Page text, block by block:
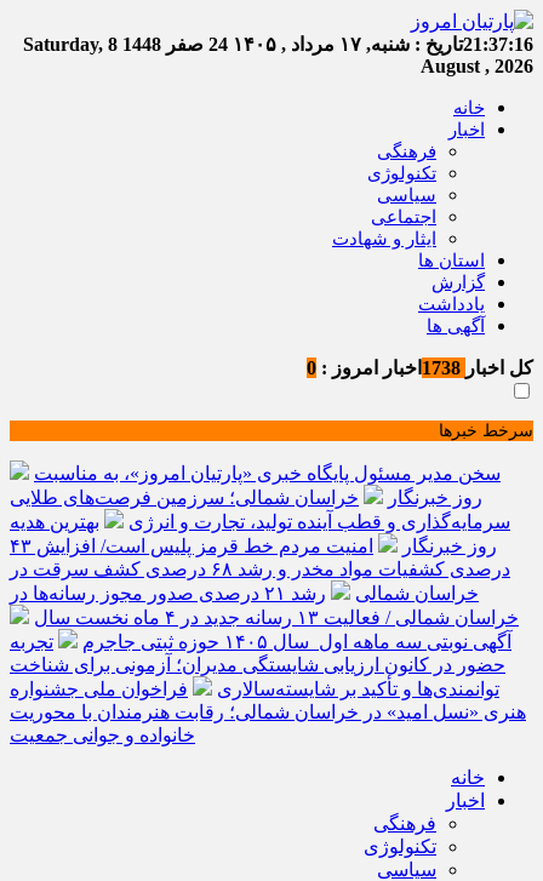
21:37:16تاریخ : شنبه, ۱۷ مرداد , ۱۴۰۵ 24 صفر 1448
Saturday, 8
August , 2026
خانه
اخبار
فرهنگی
تکنولوژی
سیاسی
اجتماعی
ایثار و شهادت
استان ها
گزارش
یادداشت
آگهی ها
کل اخبار اخبار امروز : 0
سرخط خبرها
سخن مدیر مسئول پایگاه خبری «پارتیان امروز»، به مناسبت
روز خبرنگار
خراسان شمالی؛ سرزمین فرصت‌های طلایی
سرمایه‌گذاری و قطب آینده تولید، تجارت و انرژی
بهترین هدیه
روز خبرنگار
امنیت مردم خط قرمز پلیس است/ افزایش ۴۳
درصدی کشفیات مواد مخدر و رشد ۶۸ درصدی کشف سرقت در
خراسان شمالی
رشد ۲۱ درصدی صدور مجوز رسانه‌ها در
خراسان شمالی / فعالیت ۱۳ رسانه جدید در ۴ ماه نخست سال
آگهی نوبتی سه ماهه اول سال ۱۴۰۵ حوزه ثبتی جاجرم
تجربه
حضور در کانون ارزیابی شایستگی مدیران؛ آزمونی برای شناخت
توانمندی‌ها و تأکید بر شایسته‌سالاری
فراخوان ملی جشنواره
هنری «نسل امید» در خراسان شمالی؛ رقابت هنرمندان با محوریت
خانواده و جوانی جمعیت
خانه
اخبار
فرهنگی
تکنولوژی
سیاسی